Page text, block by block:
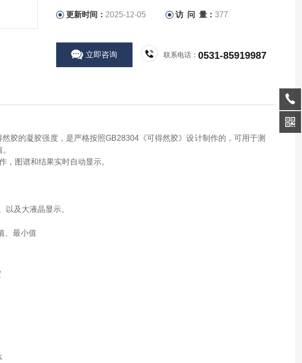
更新时间： 2025-12-05 访 问 量：377
立即咨询 联系电话：0531-85919987
胶的凝胶强度，是严格按照GB28304《可得然胶》设计制作的， 可用于测
。
，图谱和结果实时自动显示。
以及大液晶显示。
、最小值